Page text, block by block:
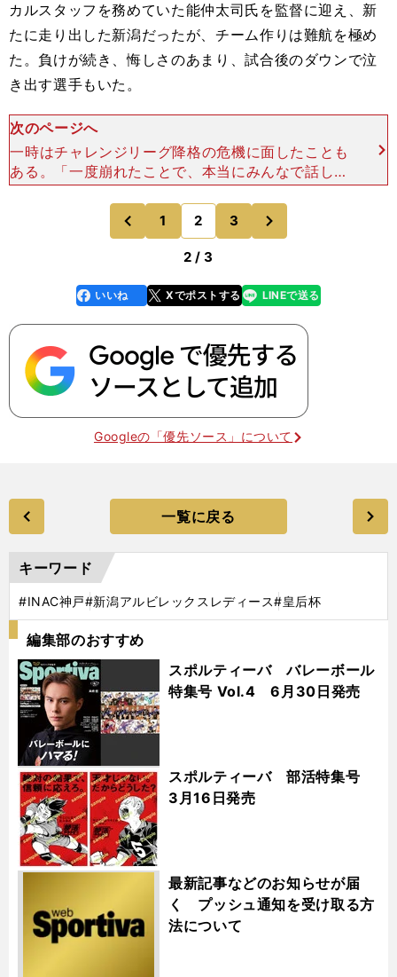
カルスタッフを務めていた能仲太司氏を監督に迎え、新
たに走り出した新潟だったが、チーム作りは難航を極め
た。負けが続き、悔しさのあまり、試合後のダウンで泣
き出す選手もいた。
次のページへ
一時はチャレンジリーグ降格の危機に面したことも
ある。「一度崩れたことで、本当にみんなで話し合
った。あれを乗り切れたことが大きい」（山崎）と
メンタル面での成長が皇后杯決勝という大舞台での
善戦につながった
前
のページへ
1 2 3
2 / 3
faceboo
k
いいね Xでポストする
line LINEで送る
Googleの「優先ソース」について
一覧に戻る
キーワード
#INAC神戸#新潟アルビレックスレディース#皇后杯
編集部のおすすめ
スポルティーバ バレーボール
特集号 Vol.4 6月30日発売
スポルティーバ 部活特集号
3月16日発売
最新記事などのお知らせが届
く プッシュ通知を受け取る方
法について